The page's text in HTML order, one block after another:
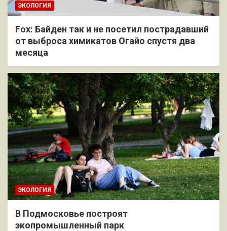
ЭКОЛОГИЯ
Fox: Байден так и не посетил пострадавший
от выброса химикатов Огайо спустя два
месяца
ЭКОЛОГИЯ
В Подмосковье построят
экопромышленный парк